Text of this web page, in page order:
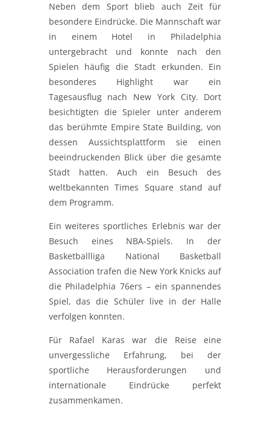
Neben dem Sport blieb auch Zeit für
besondere Eindrücke. Die Mannschaft war
in einem Hotel in Philadelphia
untergebracht und konnte nach den
Spielen häufig die Stadt erkunden. Ein
besonderes Highlight war ein
Tagesausflug nach
New York City. Dort
besichtigten die Spieler unter anderem
das berühmte Empire State Building, von
dessen Aussichtsplattform sie einen
beeindruckenden Blick über die gesamte
Stadt hatten. Auch ein Besuch des
weltbekannten Times Square stand auf
dem Programm.
Ein weiteres sportliches Erlebnis war der
Besuch eines NBA-Spiels. In der
Basketballliga
National Basketball
Association trafen die New York Knicks auf
die Philadelphia 76ers – ein spannendes
Spiel, das die Schüler live in der Halle
verfolgen konnten.
Für Rafael Karas war die Reise eine
unvergessliche Erfahrung, bei der
sportliche Herausforderungen und
internationale Eindrücke perfekt
zusammenkamen.